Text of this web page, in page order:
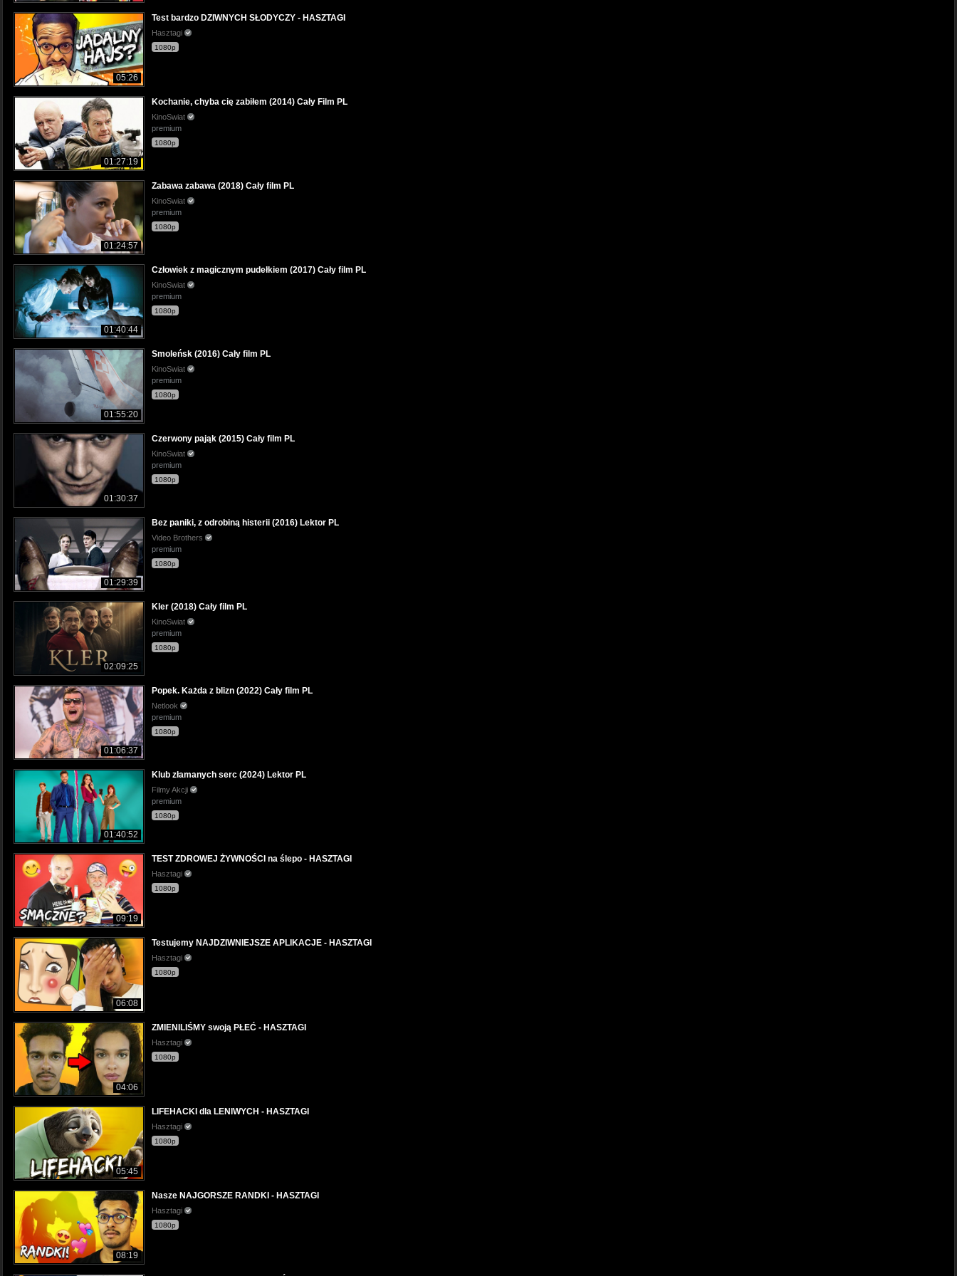
05:26
Test bardzo DZIWNYCH SŁODYCZY - HASZTAGI
Hasztagi
1080p
01:27:19
Kochanie, chyba cię zabiłem (2014) Cały Film PL
KinoSwiat
premium
1080p
01:24:57
Zabawa zabawa (2018) Cały film PL
KinoSwiat
premium
1080p
01:40:44
Człowiek z magicznym pudełkiem (2017) Cały film PL
KinoSwiat
premium
1080p
01:55:20
Smoleńsk (2016) Cały film PL
KinoSwiat
premium
1080p
01:30:37
Czerwony pająk (2015) Cały film PL
KinoSwiat
premium
1080p
01:29:39
Bez paniki, z odrobiną histerii (2016) Lektor PL
Video Brothers
premium
1080p
02:09:25
Kler (2018) Cały film PL
KinoSwiat
premium
1080p
01:06:37
Popek. Każda z blizn (2022) Cały film PL
Netlook
premium
1080p
01:40:52
Klub złamanych serc (2024) Lektor PL
Filmy Akcji
premium
1080p
09:19
TEST ZDROWEJ ŻYWNOŚCI na ślepo - HASZTAGI
Hasztagi
1080p
06:08
Testujemy NAJDZIWNIEJSZE APLIKACJE - HASZTAGI
Hasztagi
1080p
04:06
ZMIENILIŚMY swoją PŁEĆ - HASZTAGI
Hasztagi
1080p
05:45
LIFEHACKI dla LENIWYCH - HASZTAGI
Hasztagi
1080p
08:19
Nasze NAJGORSZE RANDKI - HASZTAGI
Hasztagi
1080p